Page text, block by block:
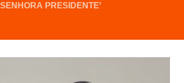
PRESIDENTE’